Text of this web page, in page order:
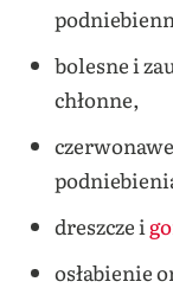
bolesne i
chłonne,
dreszcze i
osłabienie